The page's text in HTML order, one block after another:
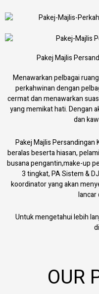
Pakej Majlis
Menawarkan pelbagai
perkahwinan dengan
cermat dan menawarkan
yang memikat hati. Dengan
dan
Pakej Majlis Persandingan
beralas beserta hiasan,
busana pengantin,make-up
3 tingkat, PA Sistem &
koordinator yang akan
lancar
Untuk mengetahui lebih
OUR